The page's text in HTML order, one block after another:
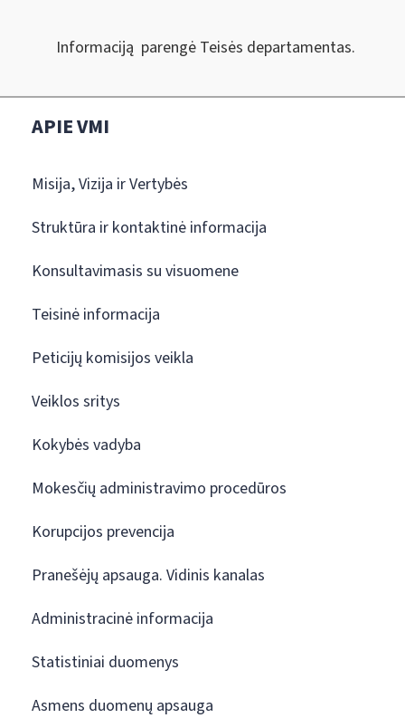
Informaciją parengė Teisės departamentas.
APIE VMI
Misija, Vizija ir Vertybės
Struktūra ir kontaktinė informacija
Konsultavimasis su visuomene
Teisinė informacija
Peticijų komisijos veikla
Veiklos sritys
Kokybės vadyba
Mokesčių administravimo procedūros
Korupcijos prevencija
Pranešėjų apsauga. Vidinis kanalas
Administracinė informacija
Statistiniai duomenys
Asmens duomenų apsauga